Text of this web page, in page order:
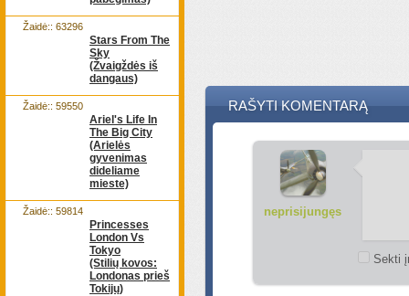
Stars From The
Sky
(Žvaigždės iš
dangaus)
Žaidė:: 63296
Ariel's Life In
The Big City
(Arielės
gyvenimas
dideliame
mieste)
Žaidė:: 59550
Princesses
London Vs
Tokyo
(Stilių kovos:
Londonas prieš
Tokijų)
Žaidė:: 59814
RAŠYTI KOMENTARĄ
neprisijungęs
Sekti